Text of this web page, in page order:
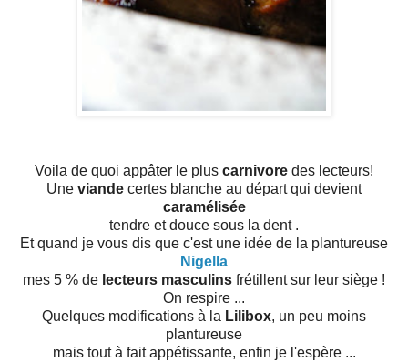
Voila de quoi appâter le plus carnivore des lecteurs!
Une viande certes blanche au départ qui devient
caramélisée
tendre et douce sous la dent .
Et quand je vous dis que c'est une idée de la plantureuse
Nigella
mes 5 % de lecteurs masculins frétillent sur leur siège !
On respire ...
Quelques modifications à la Lilibox, un peu moins
plantureuse
mais tout à fait appétissante, enfin je l'espère ...